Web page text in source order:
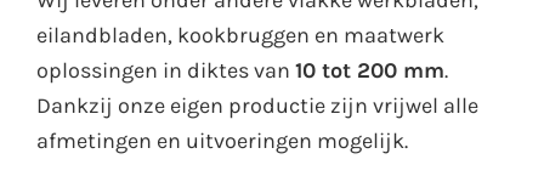
eilandbladen, kookbruggen en maatwerk
oplossingen in diktes van 10 tot 200 mm.
Dankzij onze eigen productie zijn vrijwel alle
afmetingen en uitvoeringen mogelijk.